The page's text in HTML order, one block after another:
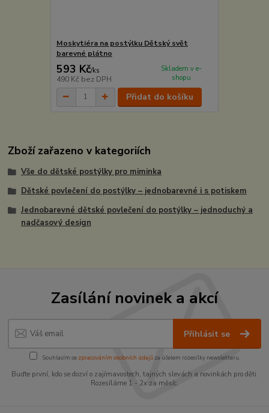
Moskytiéra na postýlku Dětský svět
barevné plátno
593 Kč/ks
490 Kč bez DPH
Skladem v e-
shopu
Přidat do košíku
Zboží zařazeno v kategoriích
Vše do dětské postýlky pro miminka
Dětské povlečení do postýlky – jednobarevné i s potiskem
Jednobarevné dětské povlečení do postýlky – jednoduchý a
nadčasový design
Zasílání novinek a akcí
Přihlásit se
Souhlasím se zpracováním osobních údajůza účelem rozesílky newsletteru.
Buďte první, kdo se dozví o zajímavostech, tajných slevách a novinkách pro děti.
Rozesíláme 1 - 2x za měsíc.